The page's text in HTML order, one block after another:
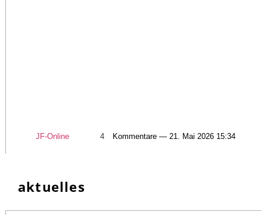
JF-Online 4 Kommentare — 21. Mai 2026 15:34
aktuelles